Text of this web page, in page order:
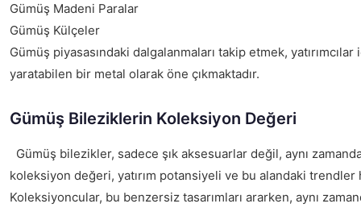
Gümüş Madeni Paralar
Gümüş Külçeler
Gümüş piyasasındaki dalgalanmaları takip etmek,
yaratabilen bir metal olarak öne çıkmaktadır.
Gümüş Bileziklerin Koleksiyon Değeri
Gümüş bilezikler, sadece şık aksesuarlar değil, aynı
koleksiyon değeri, yatırım potansiyeli ve bu alandaki trendler
Koleksiyoncular, bu benzersiz tasarımları ararken, aynı